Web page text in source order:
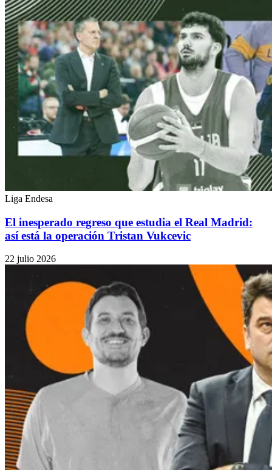
Liga Endesa
El inesperado regreso que estudia el Real Madrid:
así está la operación Tristan Vukcevic
22 julio 2026